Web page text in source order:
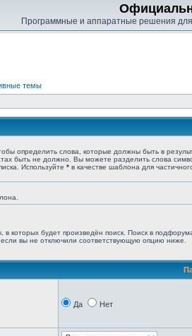
Программные и аппаратные решения
темы
определить слова, которые должны быть в
быть не должно. Вы можете разделить слова
Используйте * в качестве шаблона для
которых будет произведён поиск. Поиск в
если вы не отключили соответствующую опцию ниже.
Да Нет